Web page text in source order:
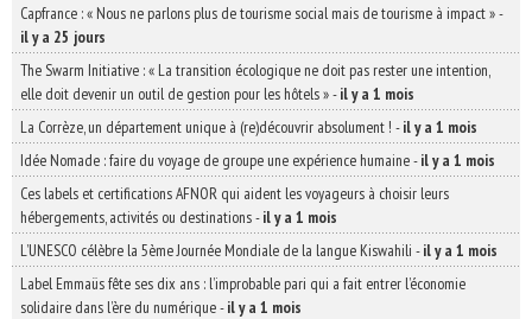
Capfrance : « Nous ne parlons plus de tourisme social mais de tourisme à impact »-
il y a 25 jours
The Swarm Initiative : « La transition écologique ne doit pas rester une intention,
elle doit devenir un outil de gestion pour les hôtels »-il y a 1 mois
La Corrèze, un département unique à (re)découvrir absolument ! -il y a 1 mois
Idée Nomade : faire du voyage de groupe une expérience humaine-il y a 1 mois
Ces labels et certifications AFNOR qui aident les voyageurs à choisir leurs
hébergements, activités ou destinations-il y a 1 mois
L’UNESCO célèbre la 5ème Journée Mondiale de la langue Kiswahili -il y a 1 mois
Label Emmaüs fête ses dix ans : l’improbable pari qui a fait entrer l’économie
solidaire dans l’ère du numérique-il y a 1 mois